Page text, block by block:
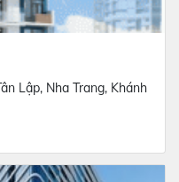
Lập, Nha Trang, Khánh